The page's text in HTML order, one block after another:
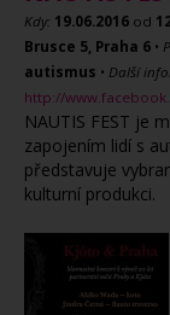
Kdy: 19.06.2016 od
Brusce 5, Praha 6 •
autismus • Další
http://
NAUTIS FEST je
zapojením lidí s
představuje
kulturní produkci.